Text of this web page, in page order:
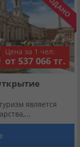
Цена за 1 чел:
от 537 066 тг.
является